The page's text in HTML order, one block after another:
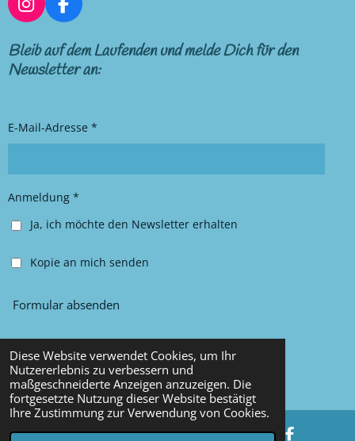
Diese Website verwendet Cookies, um Ihr
Nutzererlebnis zu verbessern und
maßgeschneiderte Anzeigen anzuzeigen. Die
fortgesetzte Nutzung dieser Website bestätigt
Ihre Zustimmung zur Verwendung von Cookies.
I
n
s
t
a
a
F
a
c
e
b
k
Bleib auf dem Laufenden und melde Dich für den
Newsletter an:
E-Mail-Adresse *
Anmeldung *
Ja, ich möchte den Newsletter erhalten
Kopie an mich senden
Formular absenden
© 2025 Chancy Kleidung
Mit Unterstützung vonWebador